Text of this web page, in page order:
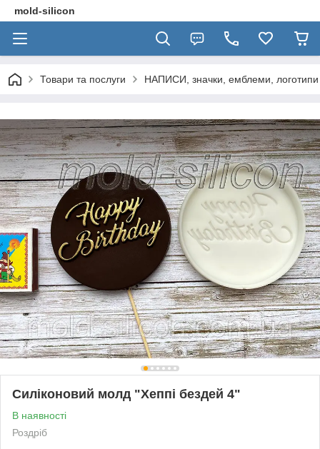
mold-silicon
Товари та послуги НАПИСИ, значки, емблеми, логотипи
Силіконовий молд "Хеппі бездей 4"
В наявності
Роздріб